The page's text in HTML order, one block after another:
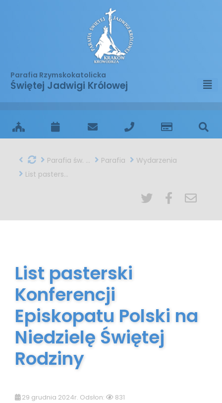
Parafia Rzymskokatolicka
Świętej Jadwigi Królowej
Parafia św. Jadwigi w Krakowie Parafia
Wydarzenia
List pasterski Konferencji Episkopatu Polski na Niedzielę Świętej Rodziny
List pasterski
Konferencji
Episkopatu Polski na
Niedzielę Świętej
Rodziny
29 grudnia 2024r. Odsłon: 831